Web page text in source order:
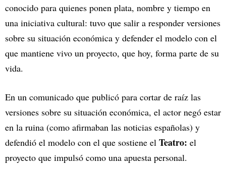
conocido para quienes ponen plata, nombre y tiempo en
una iniciativa cultural: tuvo que salir a responder versiones
sobre su situación económica y defender el modelo con el
que mantiene vivo un proyecto, que hoy, forma parte de su
vida.
En un comunicado que publicó para cortar de raíz las
versiones sobre su situación económica, el actor negó estar
en la ruina (como afirmaban las noticias españolas) y
defendió el modelo con el que sostiene el Teatro: el
proyecto que impulsó como una apuesta personal.